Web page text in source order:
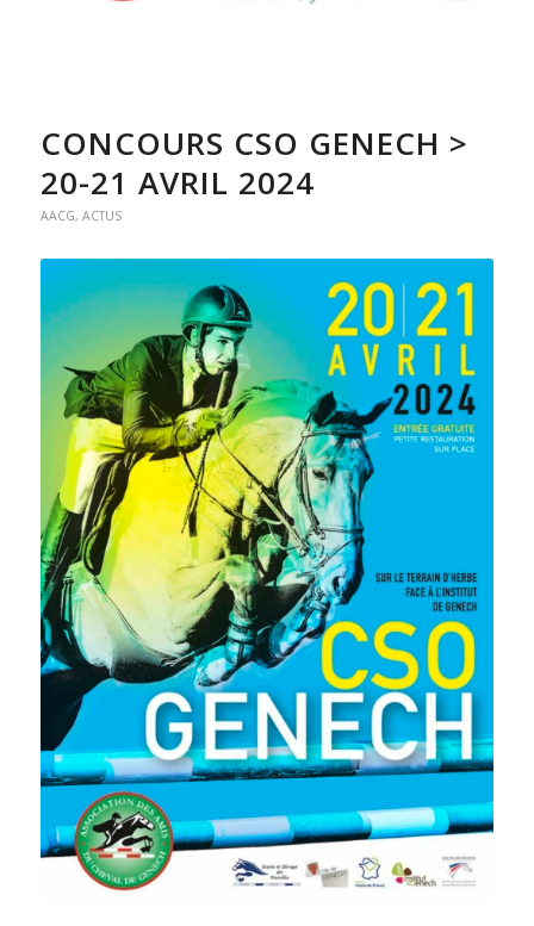
CONCOURS CSO GENECH >
20-21 AVRIL 2024
AACG, ACTUS